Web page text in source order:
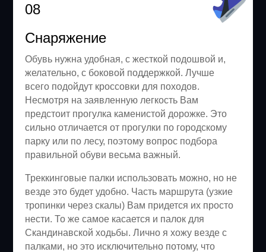
08
Снаряжение
Обувь нужна удобная, с жесткой подошвой и,
желательно, с боковой поддержкой. Лучше
всего подойдут кроссовки для походов.
Несмотря на заявленную легкость Вам
предстоит прогулка каменистой дорожке. Это
сильно отличается от прогулки по городскому
парку или по лесу, поэтому вопрос подбора
правильной обуви весьма важный.
Треккинговые палки использовать можно, но не
везде это будет удобно. Часть маршрута (узкие
тропинки через скалы) Вам придется их просто
нести. То же самое касается и палок для
Скандинавской ходьбы. Лично я хожу везде с
палками, но это исключительно потому, что